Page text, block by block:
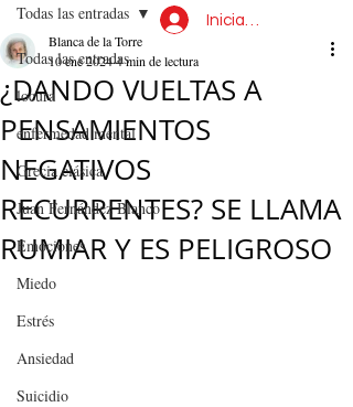
Todas las entradas
locura
enfermedad mental
Grecia clásica
Juan Fernández Blanco
Emociones
Miedo
Estrés
Ansiedad
Suicidio
Todas las entradas
¿DANDO VUELTAS A
PENSAMIENTOS
NEGATIVOS
RECURRENTES? SE LLAMA
RUMIAR Y ES PELIGROSO
Blanca de la Torre
10 ene 20244 min de lectura
Iniciar sesión